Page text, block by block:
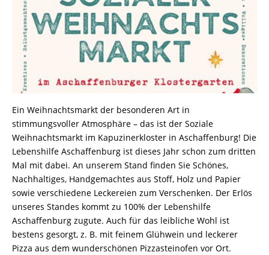
Ein Weihnachtsmarkt der besonderen Art in
stimmungsvoller Atmosphäre – das ist der Soziale
Weihnachtsmarkt im Kapuzinerkloster in Aschaffenburg! Die
Lebenshilfe Aschaffenburg ist dieses Jahr schon zum dritten
Mal mit dabei. An unserem Stand finden Sie Schönes,
Nachhaltiges, Handgemachtes aus Stoff, Holz und Papier
sowie verschiedene Leckereien zum Verschenken. Der Erlös
unseres Standes kommt zu 100% der Lebenshilfe
Aschaffenburg zugute. Auch für das leibliche Wohl ist
bestens gesorgt, z. B. mit feinem Glühwein und leckerer
Pizza aus dem wunderschönen Pizzasteinofen vor Ort.